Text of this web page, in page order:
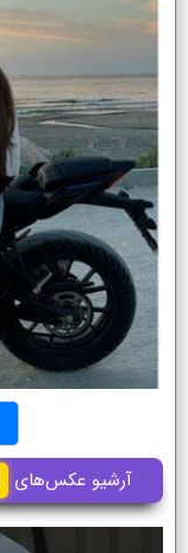
آرشیو عکس‌های